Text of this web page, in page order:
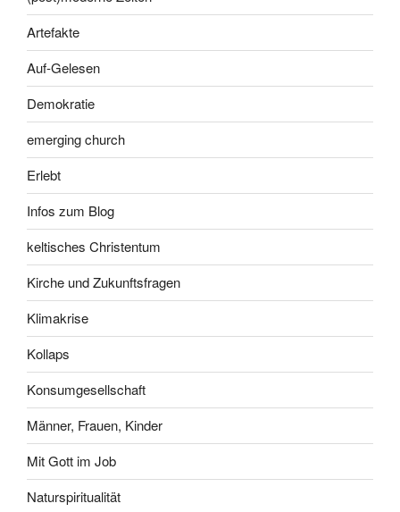
Artefakte
Auf-Gelesen
Demokratie
emerging church
Erlebt
Infos zum Blog
keltisches Christentum
Kirche und Zukunftsfragen
Klimakrise
Kollaps
Konsumgesellschaft
Männer, Frauen, Kinder
Mit Gott im Job
Naturspiritualität